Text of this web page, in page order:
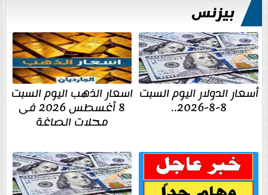
بيزنس
أسعار الدولار اليوم السبت
8-8-2026..
اسعار الذهب اليوم السبت
8 أغسطس 2026 فى
محلات الصاغة